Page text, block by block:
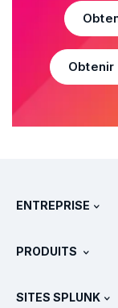
ENTREPRISE
Splunk et les
PRODUITS
SITES SPLUNK